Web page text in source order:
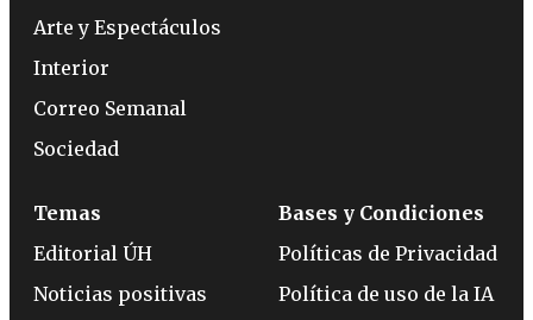
Arte y Espectáculos
Interior
Correo Semanal
Sociedad
Temas
Editorial ÚH
Noticias positivas
Bases y Condiciones
Políticas de Privacidad
Política de uso de la IA